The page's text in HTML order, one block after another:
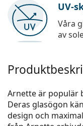
UV-
Våra
av
Arnette är populär
Deras glasögon
design och